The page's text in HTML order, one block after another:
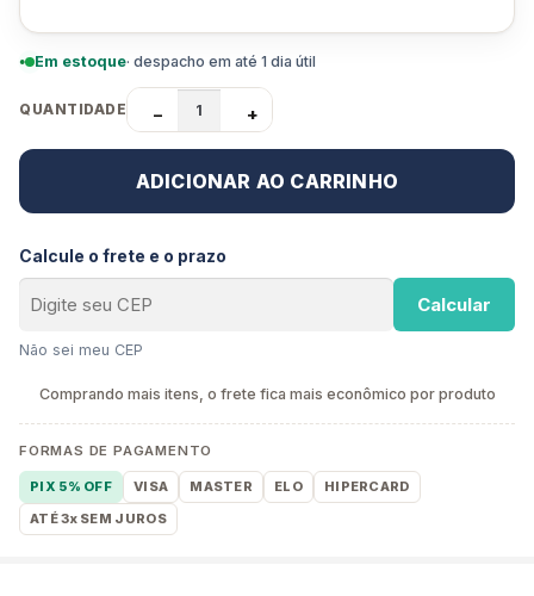
Em estoque· despacho em até 1 dia útil
QUANTIDADE − +
ADICIONAR AO CARRINHO
Calcule o frete e o prazo
Calcular
Não sei meu CEP
Comprando mais itens, o frete fica mais econômico por produto
FORMAS DE PAGAMENTO
PIX 5% OFF VISA MASTER ELO
HIPERCARD
ATÉ 3x SEM JUROS